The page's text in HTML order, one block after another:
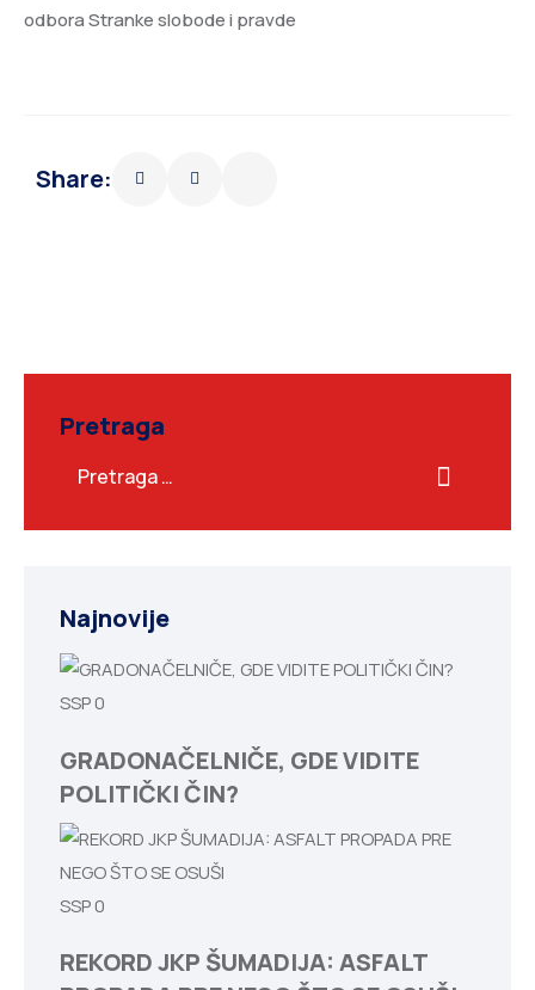
odbora Stranke slobode i pravde
Share:
Pretraga
Najnovije
SSP0
GRADONAČELNIČE, GDE VIDITE
POLITIČKI ČIN?
SSP0
REKORD JKP ŠUMADIJA: ASFALT